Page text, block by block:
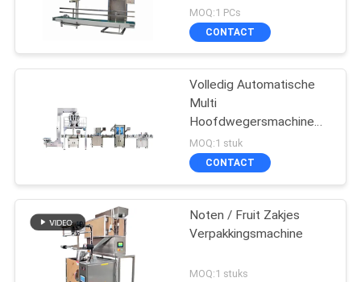
MOQ:1 PCs
CONTACT
Volledig Automatische
Multi
Hoofdwegersmachine
voor Banaanspaanders
MOQ:1 stuk
CONTACT
Noten / Fruit Zakjes
Verpakkingsmachine
MOQ:1 stuks